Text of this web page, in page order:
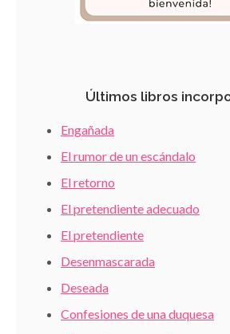
Últimos libros
Engañada
El rumor de un escándalo
El retorno
El pretendiente adecuado
El pretendiente
Desenmascarada
Deseada
Confesiones de una duquesa